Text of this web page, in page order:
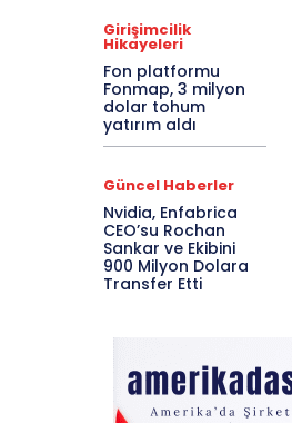
Girişimcilik
Hikayeleri
Fon platformu
Fonmap, 3 milyon
dolar tohum
yatırım aldı
Güncel Haberler
Nvidia, Enfabrica
CEO’su Rochan
Sankar ve Ekibini
900 Milyon Dolara
Transfer Etti